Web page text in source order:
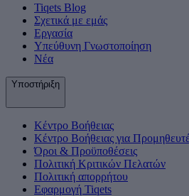
Tiqets Βlog
Σχετικά με εμάς
Εργασία
Υπεύθυνη Γνωστοποίηση
Νέα
Υποστήριξη
Κέντρο Βοήθειας
Κέντρο Βοήθειας για
Όροι & Προϋποθέσεις
Πολιτική Κριτικών Πελατών
Πολιτική απορρήτου
Εφαρμογή Tiqets